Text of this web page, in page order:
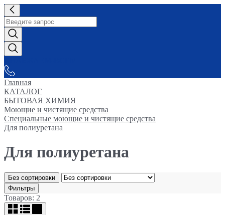
Главная
КАТАЛОГ
БЫТОВАЯ ХИМИЯ
Моющие и чистящие средства
Специальные моющие и чистящие средства
Для полиуретана
Для полиуретана
Без сортировки
Фильтры
Товаров: 2